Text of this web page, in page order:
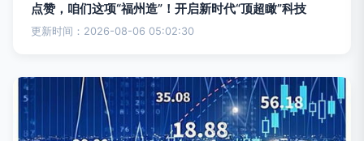
点赞，咱们这项“福州造”！开启新时代“顶超瞰”科技
更新时间：2026-08-06 05:02:30